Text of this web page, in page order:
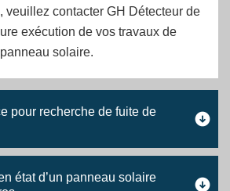
veuillez contacter GH Détecteur de
exécution de vos travaux de
solaire.
pour recherche de fuite de
état d’un panneau solaire